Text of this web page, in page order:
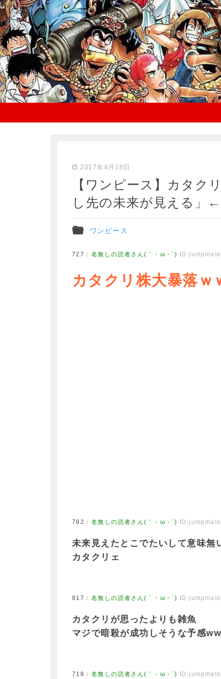
2017年4月18日
【ワンピース】カタク
し先の未来が見える
ワンピース
727 ： 名無しの読者さん(｀・ω・´)
カタクリ株大暴落ｗ
782 ： 名無しの読者さん(｀・ω・´)
未来見えたとこでたいして意味無
カタクリェ
817 ： 名無しの読者さん(｀・ω・´)
カタクリが思ったよりも雑魚
マジで暗殺が成功しそうな予感
718 ： 名無しの読者さん(｀・ω・´)